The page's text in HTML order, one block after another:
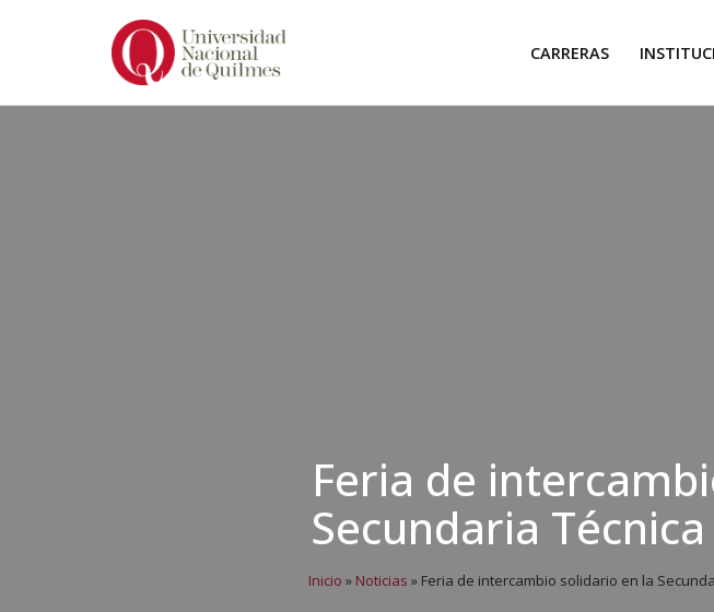
CARRERAS
Feria de
Secundaria
Inicio » Noticias » Feria de intercambio solidario en la